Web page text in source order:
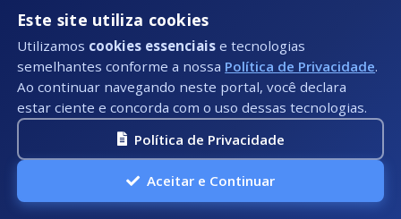
Concursos em Andamento (Documentos)
Concursos Encerrados (Documentos)
Lista de Estagiários
Planos de Cargos e Salários
Resultados dos Concursos (Documentos)
Servidores
Servidores Por Secretarias
Este site utiliza cookies
Utilizamos cookies essenciais e tecnologias
semelhantes conforme a nossa Política de Privacidade.
Ao continuar navegando neste portal, você declara
estar ciente e concorda com o uso dessas tecnologias.
Política de Privacidade
Aceitar e Continuar